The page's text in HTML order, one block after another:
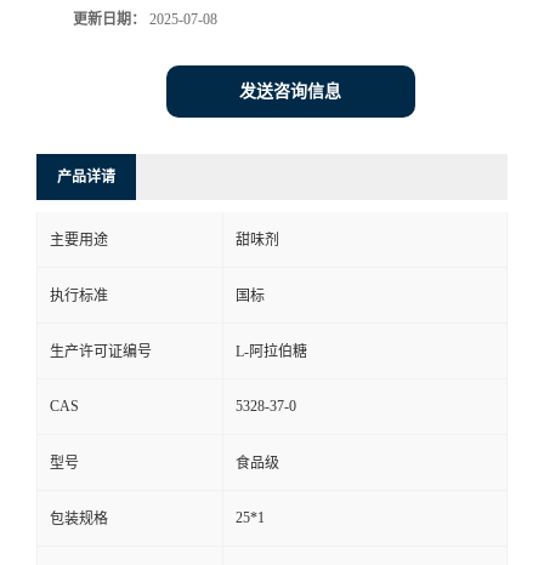
更新日期： 2025-07-08
发送咨询信息
产品详请
主要用途 甜味剂
执行标准 国标
生产许可证编号 L-阿拉伯糖
CAS 5328-37-0
型号 食品级
包装规格 25*1